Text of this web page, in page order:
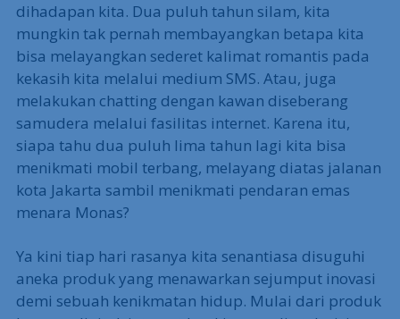
dihadapan kita. Dua puluh tahun silam, kita
mungkin tak pernah membayangkan betapa kita
bisa melayangkan sederet kalimat romantis pada
kekasih kita melalui medium SMS. Atau, juga
melakukan chatting dengan kawan diseberang
samudera melalui fasilitas internet. Karena itu,
siapa tahu dua puluh lima tahun lagi kita bisa
menikmati mobil terbang, melayang diatas jalanan
kota Jakarta sambil menikmati pendaran emas
menara Monas?
Ya kini tiap hari rasanya kita senantiasa disuguhi
aneka produk yang menawarkan sejumput inovasi
demi sebuah kenikmatan hidup. Mulai dari produk